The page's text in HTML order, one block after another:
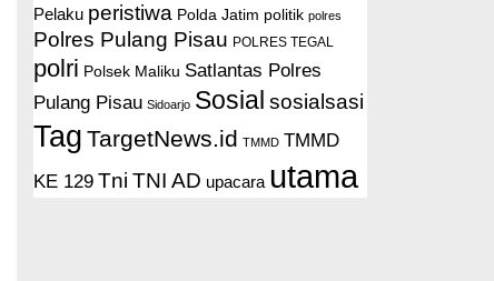
Pelaku peristiwa Polda Jatim politik polres
Polres Pulang Pisau POLRES TEGAL
polri Polsek Maliku Satlantas Polres
Pulang Pisau Sidoarjo Sosial sosialsasi
Tag TargetNews.id TMMD TMMD
KE 129 Tni TNI AD upacara utama